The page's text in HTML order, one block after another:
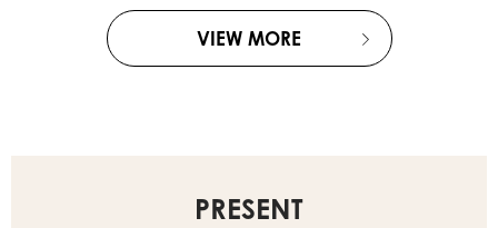
VIEW MORE
PRESENT